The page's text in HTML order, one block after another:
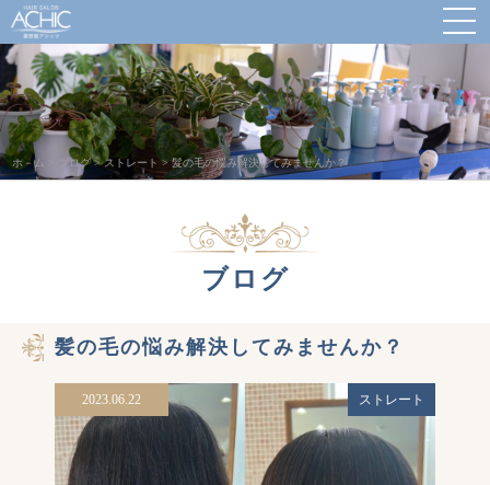
ホ－ム ブログ>ストレート >髪の毛の悩み解決してみませんか？
ブログ
髪の毛の悩み解決してみませんか？
2023.06.22 ストレート